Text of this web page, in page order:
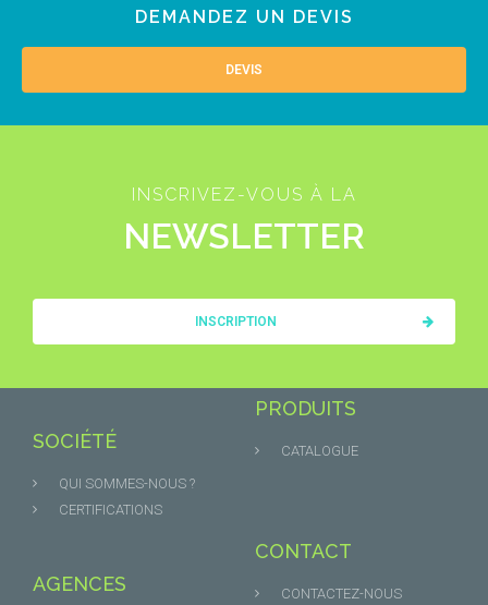
DEMANDEZ UN DEVIS
DEVIS
INSCRIVEZ-VOUS À LA
NEWSLETTER
INSCRIPTION
SOCIÉTÉ
QUI SOMMES-NOUS ?
CERTIFICATIONS
PRODUITS
CATALOGUE
AGENCES
CONTACT
CONTACTEZ-NOUS